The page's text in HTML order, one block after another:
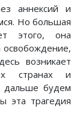
аннексий и
Но большая
этого, она
освобождение,
возникает
странах и
дальше будем
эта трагедия